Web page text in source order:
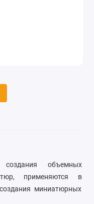
объемных
применяются в
миниатюрных